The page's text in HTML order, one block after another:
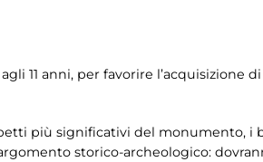
11 anni, per favorire l’acquisizione
più significativi del monumento, i
storico-archeologico: